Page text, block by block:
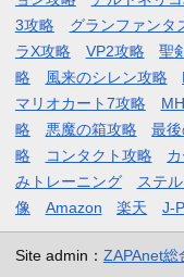
3攻略
グランファンタ
ラX攻略
VP2攻略 聖
略
風来のシレン攻略
マリオカート7攻略
略
悪魔の箱攻略 最
略
コンタクト攻略
みトレーニング
ステ
像
Amazon 楽天 J-
Site admin： ZAPAnet総